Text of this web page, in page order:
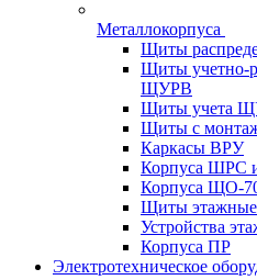
Металлокорпуса
Щиты
Щиты учетно-
ЩУРВ
Щиты учета
Щиты с
Каркасы ВРУ
Корпуса ШРС
Корпуса ЩО-
Щиты
Устройства
Корпуса ПР
Электротехническое